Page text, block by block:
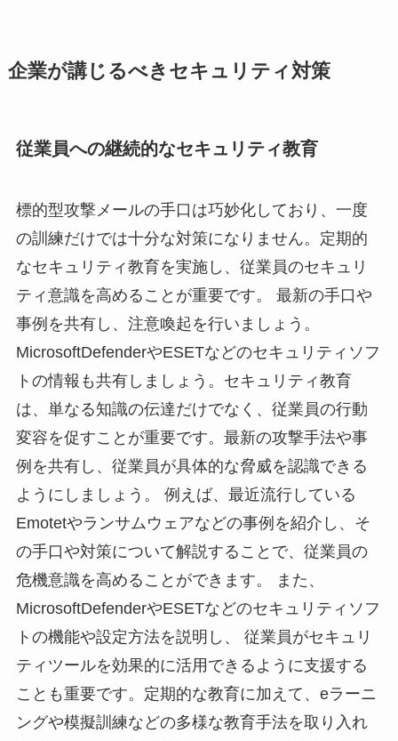
企業が講じるべきセキュリティ対策
従業員への継続的なセキュリティ教育
標的型攻撃メールの手口は巧妙化しており、一度
の訓練だけでは十分な対策になりません。定期的
なセキュリティ教育を実施し、従業員のセキュリ
ティ意識を高めることが重要です。 最新の手口や
事例を共有し、注意喚起を行いましょう。
MicrosoftDefenderやESETなどのセキュリティソフ
トの情報も共有しましょう。セキュリティ教育
は、単なる知識の伝達だけでなく、従業員の行動
変容を促すことが重要です。最新の攻撃手法や事
例を共有し、従業員が具体的な脅威を認識できる
ようにしましょう。 例えば、最近流行している
Emotetやランサムウェアなどの事例を紹介し、そ
の手口や対策について解説することで、従業員の
危機意識を高めることができます。 また、
MicrosoftDefenderやESETなどのセキュリティソフ
トの機能や設定方法を説明し、 従業員がセキュリ
ティツールを効果的に活用できるように支援する
ことも重要です。定期的な教育に加えて、eラーニ
ングや模擬訓練などの多様な教育手法を取り入れ